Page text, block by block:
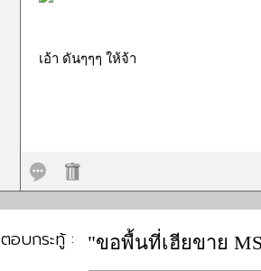
เอ้า ดันๆๆๆ ให้จ้า
ตอบกระทู้ : "ขอพื้นที่เฮียขาย